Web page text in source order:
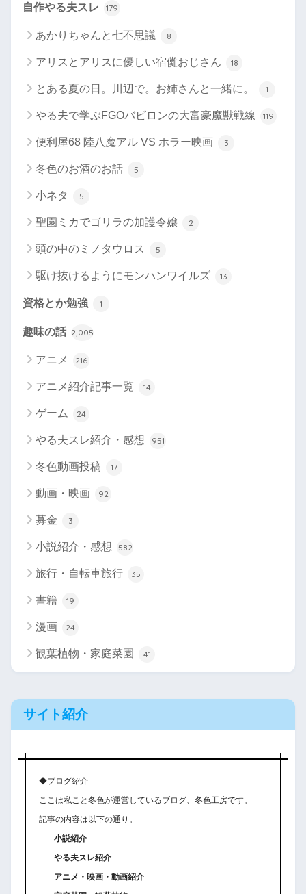
自作やる夫スレ 179
あかりちゃんと七不思議 8
アリスとアリスに優しい宿儺おじさん 18
とある夏の日。川辺で。お姉さんと一緒に。 1
やる夫で学ぶFGOバビロンの大富豪魔獣戦線 119
便利屋68 陸八魔アル VS ホラー映画 3
冬色のお酒のお話 5
小ネタ 5
聖園ミカでゴリラの加護令嬢 2
頭の中のミノタウロス 5
駆け抜けるようにモンハンワイルズ 13
資格とか勉強 1
趣味の話 2,005
アニメ 216
アニメ紹介記事一覧 14
ゲーム 24
やる夫スレ紹介・感想 951
冬色動画投稿 17
動画・映画 92
募金 3
小説紹介・感想 582
旅行・自転車旅行 35
書籍 19
漫画 24
観葉植物・家庭菜園 41
サイト紹介
◆ブログ紹介
ここは私こと冬色が運営しているブログ、冬色工房です。
記事の内容は以下の通り。
小説紹介
やる夫スレ紹介
アニメ・映画・動画紹介